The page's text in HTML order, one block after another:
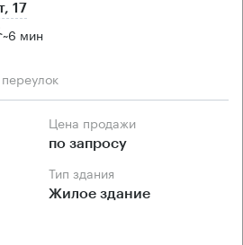
17
~6 мин
Цена продажи
по запросу
Тип здания
Жилое здание